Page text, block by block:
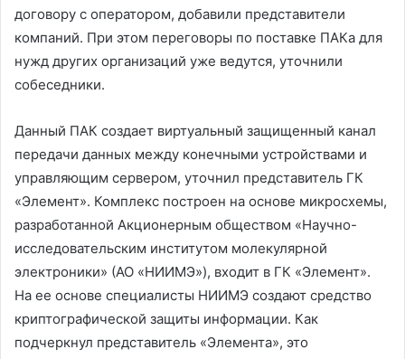
договору с оператором, добавили представители
компаний. При этом переговоры по поставке ПАКа для
нужд других организаций уже ведутся, уточнили
собеседники.
Данный ПАК создает виртуальный защищенный канал
передачи данных между конечными устройствами и
управляющим сервером, уточнил представитель ГК
«Элемент». Комплекс построен на основе микросхемы,
разработанной Акционерным обществом «Научно-
исследовательским институтом молекулярной
электроники» (АО «НИИМЭ»), входит в ГК «Элемент».
На ее основе специалисты НИИМЭ создают средство
криптографической защиты информации. Как
подчеркнул представитель «Элемента», это